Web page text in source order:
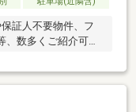
証人不要物件、フ
、数多くご紹介可能